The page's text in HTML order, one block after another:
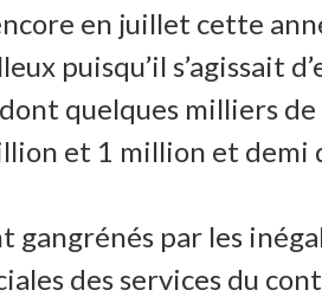
en juillet cette
puisqu’il s’agissait
quelques milliers
et 1 million et
gangrénés par les
des services du